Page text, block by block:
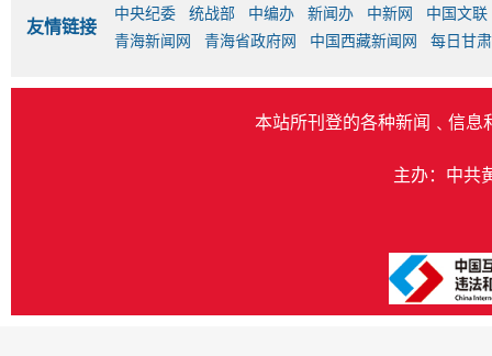
友情链接
中央纪委 统战部 中编办 新闻办 中新网
中国文联
青海新闻网
青海省政府网 中国西藏新闻网 每日甘
本站所刊登的各种新闻﹑信息
主办：中共